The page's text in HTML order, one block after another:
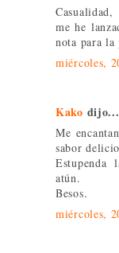
me he
nota para la
miércoles,
Kako dijo...
Me
sabor
Estupenda
atún.
Besos.
miércoles,